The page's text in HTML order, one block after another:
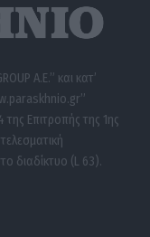
A.E.” και κατ’
Επιτροπής της 1ης
διαδίκτυο (L 63).